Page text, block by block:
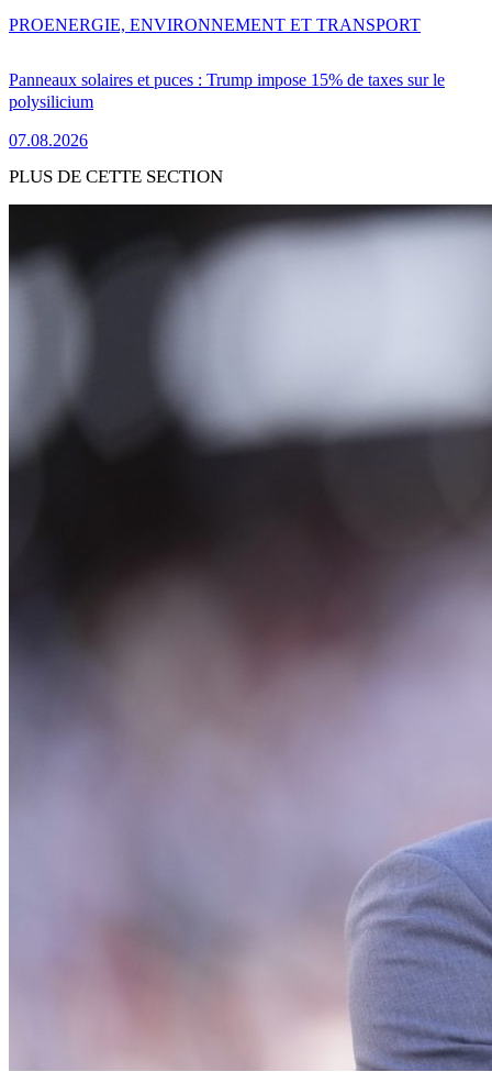
Panneaux solaires et puces : Trump impose 15% de taxes sur le
polysilicium
07.08.2026
PROENERGIE, ENVIRONNEMENT ET TRANSPORT
PLUS DE CETTE SECTION